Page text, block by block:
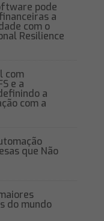
pode
a
com o
Resilience
com
e a
a
com a
que Não
do mundo